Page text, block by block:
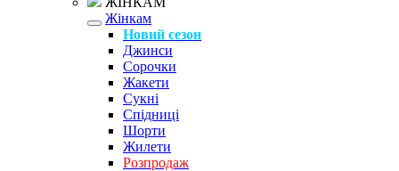
Жінкам
Новий сезон
Джинси
Сорочки
Жакети
Сукні
Спідниці
Шорти
Жилети
Розпродаж